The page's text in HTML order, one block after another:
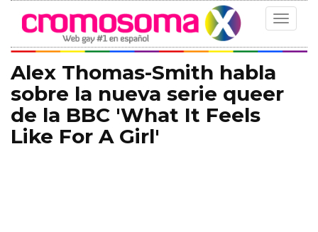
Toggle
Alex Thomas-Smith habla
sobre la nueva serie queer
de la BBC 'What It Feels
Like For A Girl'